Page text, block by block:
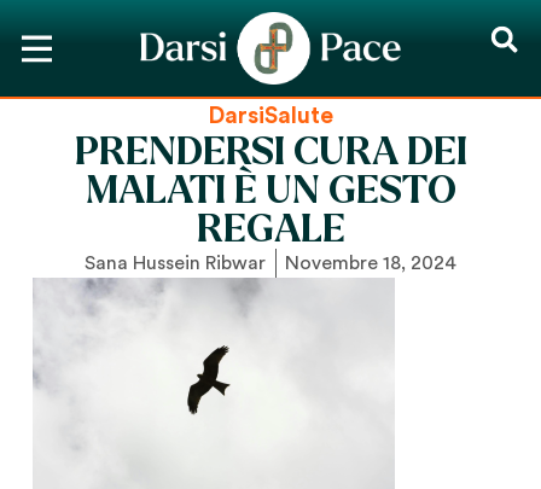
DarsiSalute
PRENDERSI CURA DEI
MALATI È UN GESTO
REGALE
Sana Hussein Ribwar Novembre 18, 2024